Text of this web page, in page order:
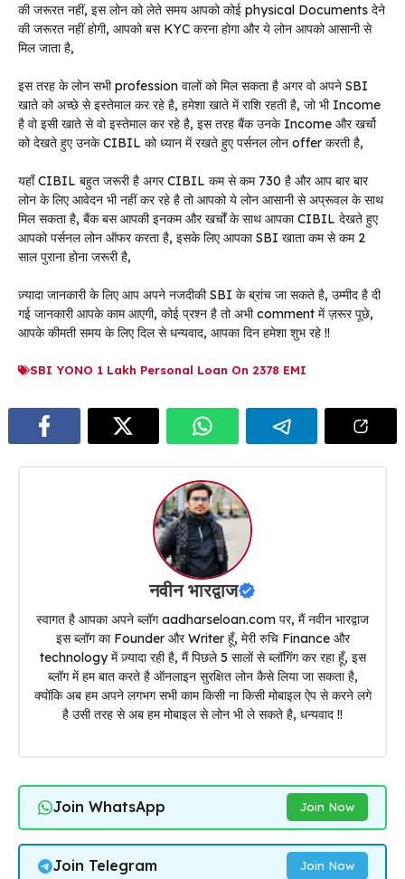
की जरूरत नहीं, इस लोन को लेते समय आपको कोई physical Documents देने
की जरूरत नहीं होगी, आपको बस KYC करना होगा और ये लोन आपको आसानी से
मिल जाता है,
इस तरह के लोन सभी profession वालों को मिल सकता है अगर वो अपने SBI
खाते को अच्छे से इस्तेमाल कर रहे है, हमेशा खाते में राशि रहती है, जो भी Income
है वो इसी खाते से वो इस्तेमाल कर रहे है, इस तरह बैंक उनके Income और खर्चो
को देखते हुए उनके CIBIL को ध्यान में रखते हुए पर्सनल लोन offer करती है,
यहाँ CIBIL बहुत जरूरी है अगर CIBIL कम से कम 730 है और आप बार बार
लोन के लिए आवेदन भी नहीं कर रहे है तो आपको ये लोन आसानी से अप्रूवल के साथ
मिल सकता है, बैंक बस आपकी इनकम और खर्चों के साथ आपका CIBIL देखते हुए
आपको पर्सनल लोन ऑफर करता है, इसके लिए आपका SBI खाता कम से कम 2
साल पुराना होना जरूरी है,
ज़्यादा जानकारी के लिए आप अपने नजदीकी SBI के ब्रांच जा सकते है, उम्मीद है दी
गई जानकारी आपके काम आएगी, कोई प्रश्न है तो अभी comment में ज़रूर पूछे,
आपके कीमती समय के लिए दिल से धन्यवाद, आपका दिन हमेशा शुभ रहे !!
SBI YONO 1 Lakh Personal Loan On 2378 EMI
नवीन भारद्वाज
स्वागत है आपका अपने ब्लॉग aadharseloan.com पर, मैं नवीन भारद्वाज
इस ब्लॉग का Founder और Writer हूँ, मेरी रुचि Finance और
technology में ज़्यादा रही है, मैं पिछले 5 सालों से ब्लॉगिंग कर रहा हूँ, इस
ब्लॉग में हम बात करते है ऑनलाइन सुरक्षित लोन कैसे लिया जा सकता है,
क्योंकि अब हम अपने लगभग सभी काम किसी ना किसी मोबाइल ऐप से करने लगे
है उसी तरह से अब हम मोबाइल से लोन भी ले सकते है, धन्यवाद !!
Join WhatsApp Join Now
Join Telegram Join Now